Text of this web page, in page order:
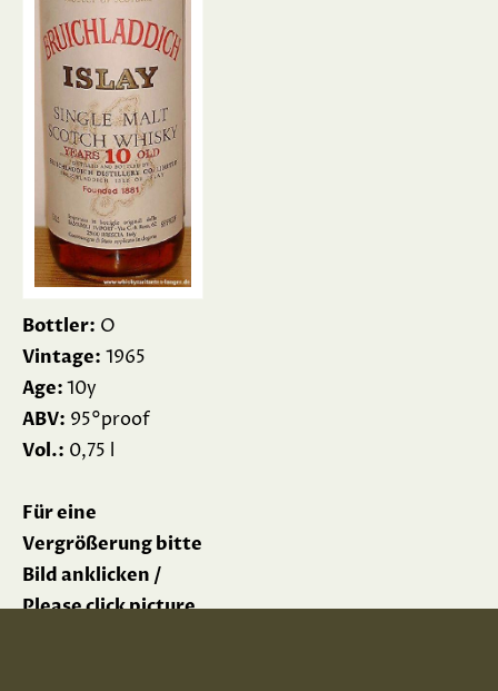
Bottler: O
Vintage: 1965
Age:10y
ABV: 95°proof
Vol.: 0,75 l
Für eine
Vergrößerung bitte
Bild anklicken /
Please click picture